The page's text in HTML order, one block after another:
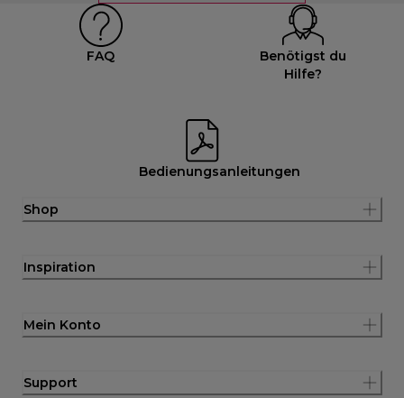
FAQ
Benötigst du
Hilfe?
Bedienungsanleitungen
Shop
Inspiration
Mein Konto
Support